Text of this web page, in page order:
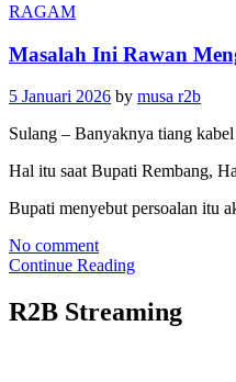
RAGAM
Masalah Ini Rawan
5 Januari 2026 by musa r2b
Sulang – Banyaknya tiang
Hal itu saat Bupati Rembang,
Bupati menyebut persoalan itu
No comment
Continue Reading
R2B Streaming